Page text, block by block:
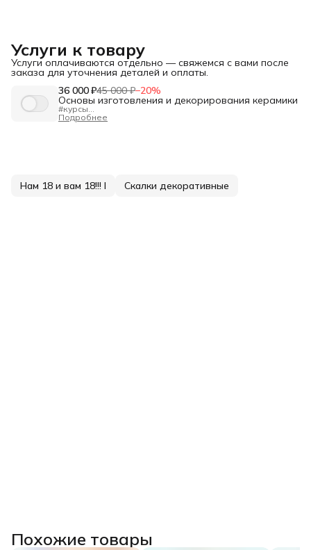
Услуги к товару
Услуги оплачиваются отдельно — свяжемся с вами после
заказа для уточнения деталей и оплаты.
36 000 ₽45 000 ₽−20%
Основы изготовления и декорирования керамики
#курсы
"Основы изготовления и декорирования керамики"
Длительность:
✅Сушка, утильный обжиг, загрузка печи.
✅Декорирование: текстуры, ангобы, глазури,
Подробнее
Нам 18 и вам 18!!! I Скалки декоративные
Похожие товары